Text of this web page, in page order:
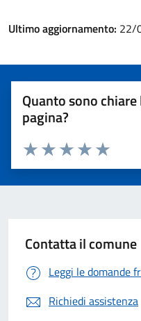
Ultimo aggiornamento: 22/
Quanto sono
pagina?
Valuta 5
Valuta 4
Valuta 3 stelle
Valuta 2 stelle su 5
Valuta 1 stelle su 5
Contatta il comune
Leggi le domande
Richiedi assistenza